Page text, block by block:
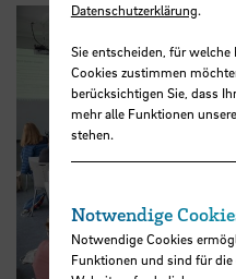
Datenschutzerklärung.
Sie entscheiden, für welche
Cookies zustimmen
berücksichtigen Sie, dass
mehr alle Funktionen
stehen.
Notwendige
Notwendige Cookies
Funktionen und sind für